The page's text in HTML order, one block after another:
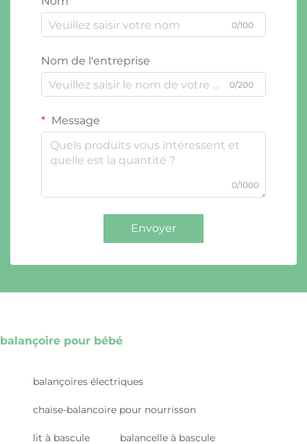
0/100
Nom de l'entreprise
0/200
Message
0/1000
Envoyer
balançoire pour bébé
balançoires électriques
chaise-balancoire pour nourrisson
lit à bascule balancelle à bascule